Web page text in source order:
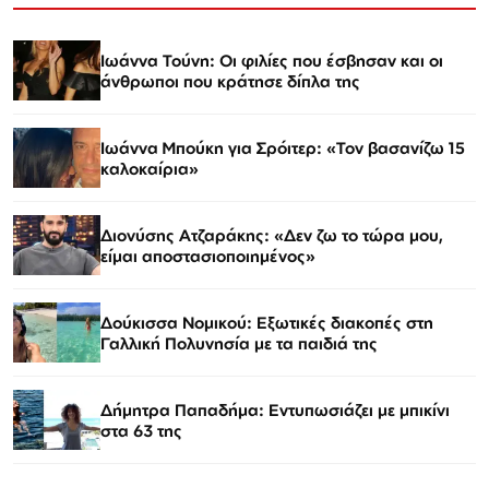
Ιωάννα Τούνη: Οι φιλίες που έσβησαν και οι
άνθρωποι που κράτησε δίπλα της
Ιωάννα Μπούκη για Σρόιτερ: «Τον βασανίζω 15
καλοκαίρια»
Διονύσης Ατζαράκης: «Δεν ζω το τώρα μου,
είμαι αποστασιοποιημένος»
Δούκισσα Νομικού: Εξωτικές διακοπές στη
Γαλλική Πολυνησία με τα παιδιά της
Δήμητρα Παπαδήμα: Εντυπωσιάζει με μπικίνι
στα 63 της